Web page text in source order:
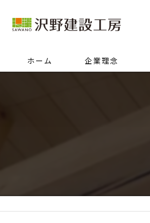
ホーム 企業理念